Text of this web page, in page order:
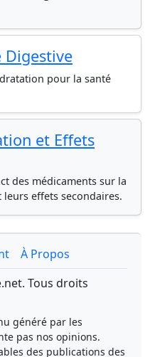
Digestive
pour la santé
et Effets
des médicaments sur la
effets secondaires.
À Propos
Tous droits
généré par les
pas nos opinions.
des publications des